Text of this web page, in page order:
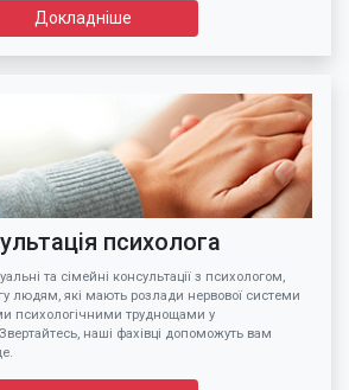
Докладніше
психолога
та сімейні консультації з психологом,
людям, які мають розлади нервової системи
психологічними труднощами у
наші фахівці допоможуть вам